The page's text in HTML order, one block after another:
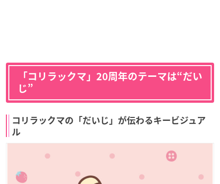
「コリラックマ」20周年のテーマは“だい
じ”
コリラックマの「だいじ」が伝わるキービジュア
ル